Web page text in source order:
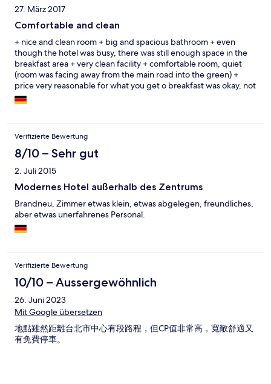
27. März 2017
Comfortable and clean
+ nice and clean room + big and spacious bathroom + even
though the hotel was busy, there was still enough space in the
breakfast area + very clean facility + comfortable room, quiet
(room was facing away from the main road into the green) +
price very reasonable for what you get o breakfast was okay, not
amazing. Coffee was good though. - nothing to mention
Verifizierte Bewertung
8/10 – Sehr gut
2. Juli 2015
Modernes Hotel außerhalb des Zentrums
Brandneu, Zimmer etwas klein, etwas abgelegen, freundliches,
aber etwas unerfahrenes Personal.
Verifizierte Bewertung
10/10 – Aussergewöhnlich
26. Juni 2023
Mit Google übersetzen
地點雖然距離台北市中心有段路程，但CP值非常高，寬敞舒適又
有免費停車。